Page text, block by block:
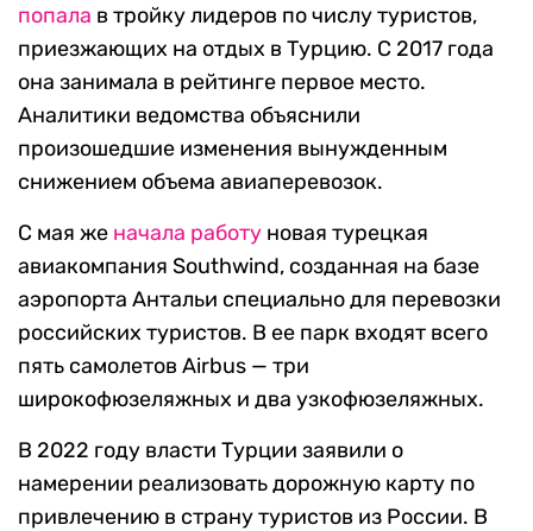
попала в тройку лидеров по числу туристов,
приезжающих на отдых в Турцию. С 2017 года
она занимала в рейтинге первое место.
Аналитики ведомства объяснили
произошедшие изменения вынужденным
снижением объема авиаперевозок.
С мая же начала работу новая турецкая
авиакомпания Southwind, созданная на базе
аэропорта Антальи специально для перевозки
российских туристов. В ее парк входят всего
пять самолетов Airbus — три
широкофюзеляжных и два узкофюзеляжных.
В 2022 году власти Турции заявили о
намерении реализовать дорожную карту по
привлечению в страну туристов из России. В